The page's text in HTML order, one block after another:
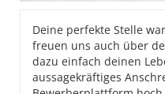
Deine perfekte Stelle
freuen uns auch über
dazu einfach deinen
aussagekräftiges